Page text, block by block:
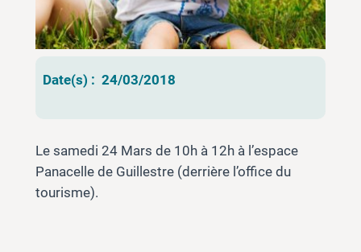
Date(s) : 24/03/2018
Le samedi 24 Mars de 10h à 12h à l’espace
Panacelle de Guillestre (derrière l’office du
tourisme).